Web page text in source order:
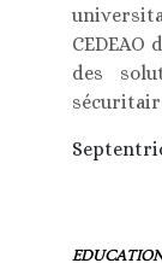
CEDEAO
des